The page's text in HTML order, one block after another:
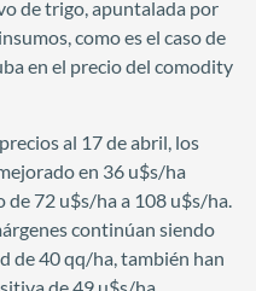
de trigo, apuntalada por
como es el caso de
en el precio del comodity
al 17 de abril, los
en 36 u$s/ha
de 72 u$s/ha a 108 u$s/ha.
continúan siendo
de 40 qq/ha, también han
de 49 u$s/ha.